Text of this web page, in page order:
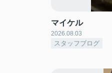
マイケル
2026.08.03
スタッフブログ